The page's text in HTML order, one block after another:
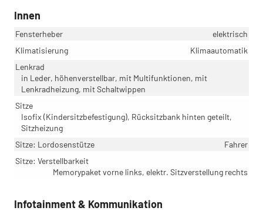
Innen
Fensterheber
elektrisch
Klimatisierung
Klimaautomatik
Lenkrad
in Leder, höhenverstellbar, mit Multifunktionen, mit
Lenkradheizung, mit Schaltwippen
Sitze
Isofix (Kindersitzbefestigung), Rücksitzbank hinten geteilt,
Sitzheizung
Sitze: Lordosenstütze
Fahrer
Sitze: Verstellbarkeit
Memorypaket vorne links, elektr. Sitzverstellung rechts
Infotainment & Kommunikation